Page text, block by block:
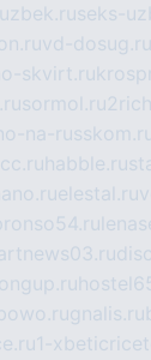
seks-
vd-dosug.ru
skvirt.ru
sormol.ru
na-
habble.ru
elestal.ru
gnalis.ru
1-